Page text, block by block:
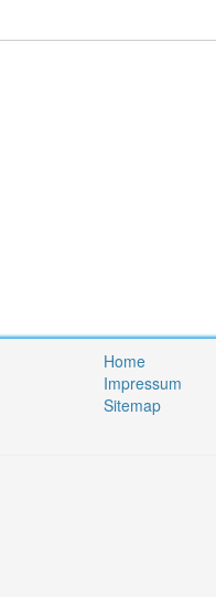
Home
Impressum
Sitemap